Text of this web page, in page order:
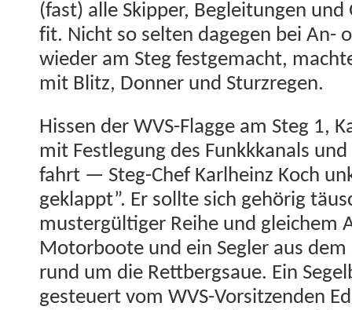
(fast) alle Skip­per, Begleitun­gen
fit. Nicht so sel­ten dage­gen bei An-
wieder am Steg fest­gemacht,
mit Blitz, Don­ner und Sturzregen.
Hissen der WVS-Flagge am Steg 1,
mit Fes­tle­gung des Funkkkanals
fahrt — Steg-Chef Karl­heinz Koch
geklappt”. Er sollte sich gehörig
mustergültiger Rei­he und gle­ichem
Motor­boote und ein Segler aus dem
rund um die Ret­tbergsaue. Ein
ges­teuert vom WVS-Vor­sitzen­den